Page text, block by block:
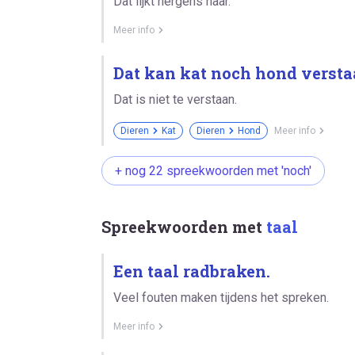
Meer info
Dat kan kat noch hond
Dat is niet te verstaan.
Dieren Kat Dieren Hond Meer info
+ nog 22 spreekwoorden met 'noch'
Spreekwoorden met taal
Een taal radbraken.
Veel fouten maken tijdens het spreken.
Meer info